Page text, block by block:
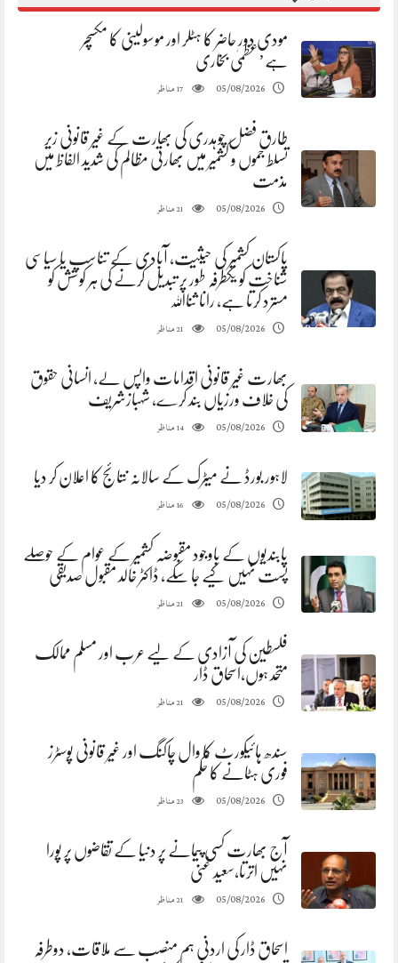
مودی دور حاضر کا ہٹلر اور موسولینی کا مکسچر
ہے’عظمیٰ بخاری
05/08/2026
17مناظر
طارق فضل چوہدری کی بھارت کے غیر قانونی زیر
تسلط جموں و کشمیر میں بھارتی مظالم کی شدید الفاظ میں
مذمت
05/08/2026
21مناظر
پاکستان کشمیر کی حیثیت، آبادی کے تناسب یا سیاسی
شناخت کو یکطرفہ طور پر تبدیل کرنے کی ہر کوشش کو
مسترد کرتا ہے، رانا ثنااللہ
05/08/2026
21مناظر
بھارت غیر قانونی اقدامات واپس لے، انسانی حقوق
کی خلاف ورزیاں بند کرے، شہبازشریف
05/08/2026
14مناظر
لاہور بورڈ نے میٹرک کے سالانہ نتائج کا اعلان کر دیا
05/08/2026
16مناظر
پابندیوں کے باوجود مقبوضہ کشمیر کے عوام کے حوصلے
پست نہیں کیے جا سکے، ڈاکٹر خالد مقبول صدیقی
05/08/2026
21مناظر
فلسطین کی آزادی کے لیے عرب اور مسلم ممالک
متحد ہوں،اسحاق ڈار
05/08/2026
21مناظر
سندھ ہائیکورٹ کا وال چاکنگ اور غیر قانونی پوسٹرز
فوری ہٹانے کا حکم
05/08/2026
23مناظر
آج بھارت کسی پیمانے پر دنیا کے تقاضوں پر پورا
نہیں اترتا،سعید غنی
05/08/2026
21مناظر
اسحاق ڈار کی اردنی ہم منصب سے ملاقات، دوطرفہ